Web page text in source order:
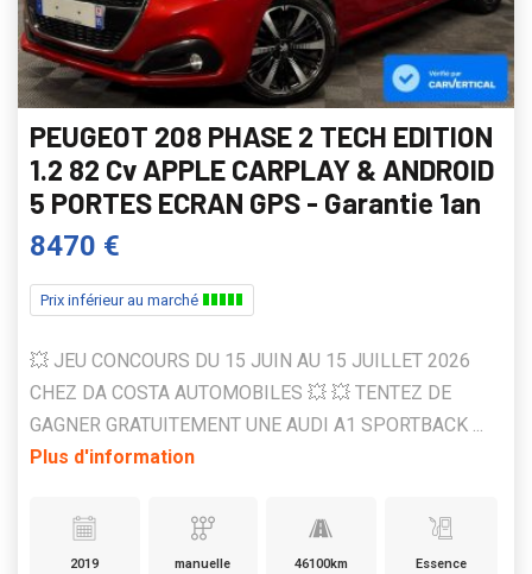
PEUGEOT 208 PHASE 2 TECH EDITION
1.2 82 Cv APPLE CARPLAY & ANDROID
5 PORTES ECRAN GPS - Garantie 1an
8470 €
Prix inférieur au marché
💥 JEU CONCOURS DU 15 JUIN AU 15 JUILLET 2026
CHEZ DA COSTA AUTOMOBILES 💥 💥 TENTEZ DE
GAGNER GRATUITEMENT UNE AUDI A1 SPORTBACK ...
Plus d'information
2019 manuelle 46100km Essence